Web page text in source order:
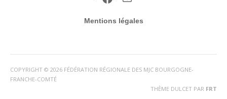
Facebook
mail
Mentions légales
COPYRIGHT © 2026 FÉDÉRATION RÉGIONALE DES MJC BOURGOGNE-
FRANCHE-COMTÉ
THÈME DULCET PAR FRT